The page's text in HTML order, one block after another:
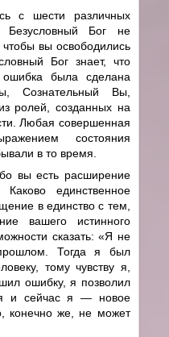
с шести различных
Безусловный Бог не
чтобы вы освободились
Бог знает, что
была сделана
Сознательный Вы,
ролей, созданных на
Любая совершенная
состояния
в то время.
вы есть расширение
единственное
в единство с тем,
вашего истинного
сказать: «Я не
Тогда я был
тому чувству я,
ошибку, я позволил
и сейчас я — новое
конечно же, не может